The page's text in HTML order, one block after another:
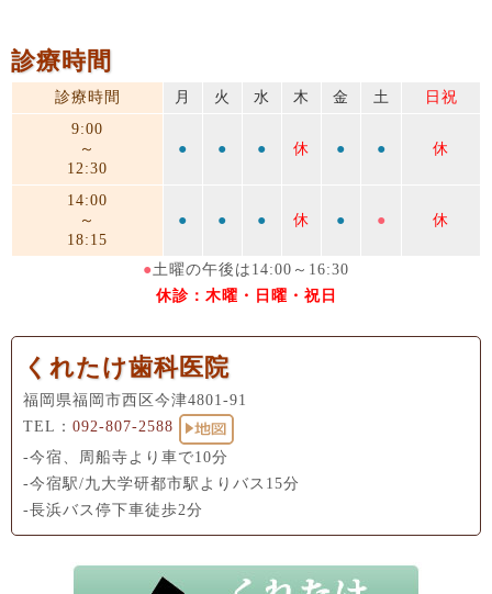
診療時間
診療時間 月 火 水 木 金 土
日祝
9:00
～
12:30
● ● ● 休 ● ● 休
14:00
～
18:15
● ● ● 休 ● ● 休
●土曜の午後は14:00～16:30
休診：木曜・日曜・祝日
くれたけ歯科医院
福岡県福岡市西区今津4801-91
TEL： 092-807-2588
-今宿、周船寺より車で10分
-今宿駅/九大学研都市駅よりバス15分
-長浜バス停下車徒歩2分